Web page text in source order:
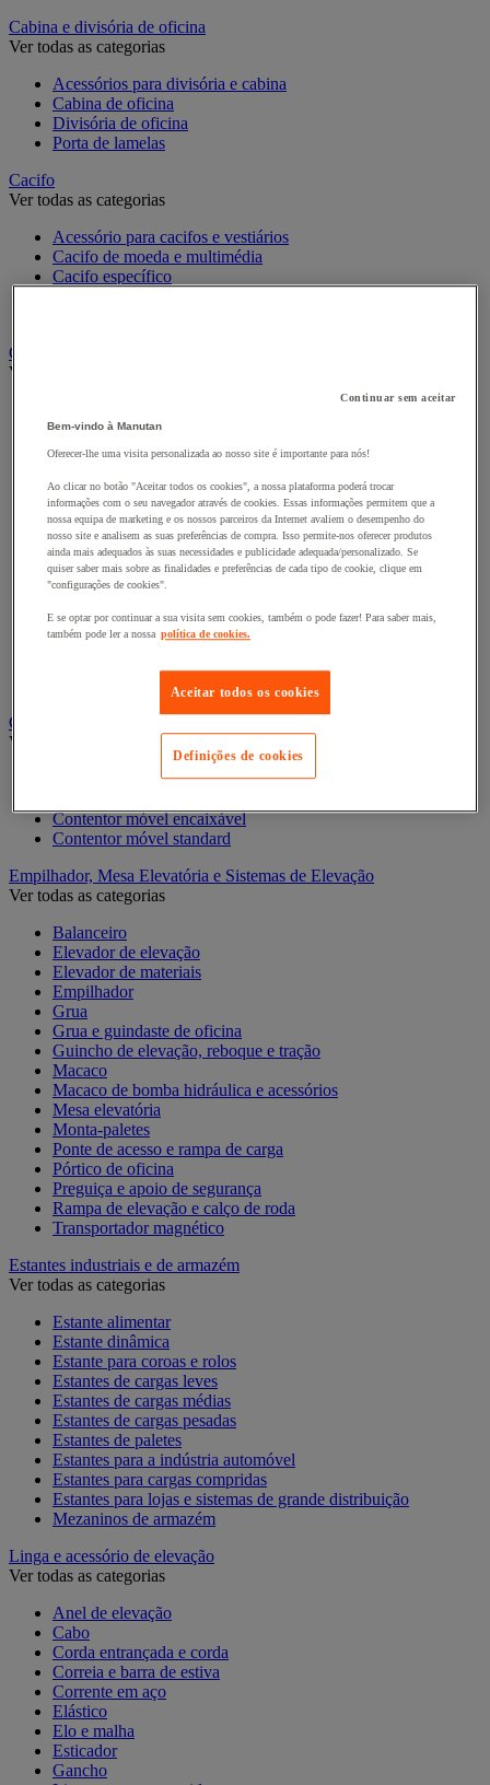
Cabina e divisória de oficina
Ver todas as categorias
Acessórios para divisória e cabina
Cabina de oficina
Divisória de oficina
Porta de lamelas
Cacifo
Ver todas as categorias
Acessório para cacifos e vestiários
Cacifo de moeda e multimédia
Cacifo específico
Carro e reboque de movimentação industriais
Ver todas as categorias
Base rolante e chassis móvel
Carro contentor
Carro de nível constante
Carro de plataformas
Carro dobrável
Carro eléctrico
Carro em fio de aço
Carro para caixas
Carros com espaldar fixo e taipal
Carros de preparação de encomendas
Serviço e Manipulação
Contentor móvel gradeado
Ver todas as categorias
Acessórios para contentor móvel
Contentor móvel encaixável
Contentor móvel standard
Empilhador, Mesa Elevatória e Sistemas de Elevação
Ver todas as categorias
Balanceiro
Elevador de elevação
Elevador de materiais
Empilhador
Grua
Grua e guindaste de oficina
Guincho de elevação, reboque e tração
Macaco
Macaco de bomba hidráulica e acessórios
Mesa elevatória
Monta-paletes
Ponte de acesso e rampa de carga
Pórtico de oficina
Preguiça e apoio de segurança
Rampa de elevação e calço de roda
Transportador magnético
Estantes industriais e de armazém
Ver todas as categorias
Estante alimentar
Estante dinâmica
Estante para coroas e rolos
Estantes de cargas leves
Estantes de cargas médias
Estantes de cargas pesadas
Estantes de paletes
Estantes para a indústria automóvel
Estantes para cargas compridas
Estantes para lojas e sistemas de grande distribuição
Mezaninos de armazém
Linga e acessório de elevação
Ver todas as categorias
Anel de elevação
Cabo
Corda entrançada e corda
Correia e barra de estiva
Corrente em aço
Elástico
Elo e malha
Esticador
Gancho
Continuar sem aceitar
Bem-vindo à Manutan
Oferecer-lhe uma visita personalizada ao nosso site é importante para nós!
Ao clicar no botão "Aceitar todos os cookies", a nossa plataforma poderá trocar
informações com o seu navegador através de cookies. Essas informações permitem que a
nossa equipa de marketing e os nossos parceiros da Internet avaliem o desempenho do
nosso site e analisem as suas preferências de compra. Isso permite-nos oferecer produtos
ainda mais adequados às suas necessidades e publicidade adequada/personalizado. Se
quiser saber mais sobre as finalidades e preferências de cada tipo de cookie, clique em
"configurações de cookies".
E se optar por continuar a sua visita sem cookies, também o pode fazer! Para saber mais,
também pode ler a nossa política de cookies.
Aceitar todos os cookies
Definições de cookies